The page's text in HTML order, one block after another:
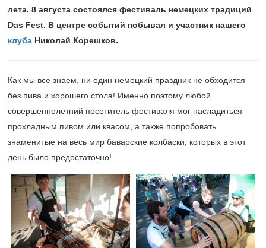
лета. 8 августа состоялся фестиваль немецких традиций
Das Fest. В центре событий побывал и участник нашего
клуба Николай Корешков.
Как мы все знаем, ни один немецкий праздник не обходится
без пива и хорошего стола! Именно поэтому любой
совершеннолетний посетитель фестиваля мог насладиться
прохладным пивом или квасом, а также попробовать
знаменитые на весь мир баварские колбаски, которых в этот
день было предостаточно!